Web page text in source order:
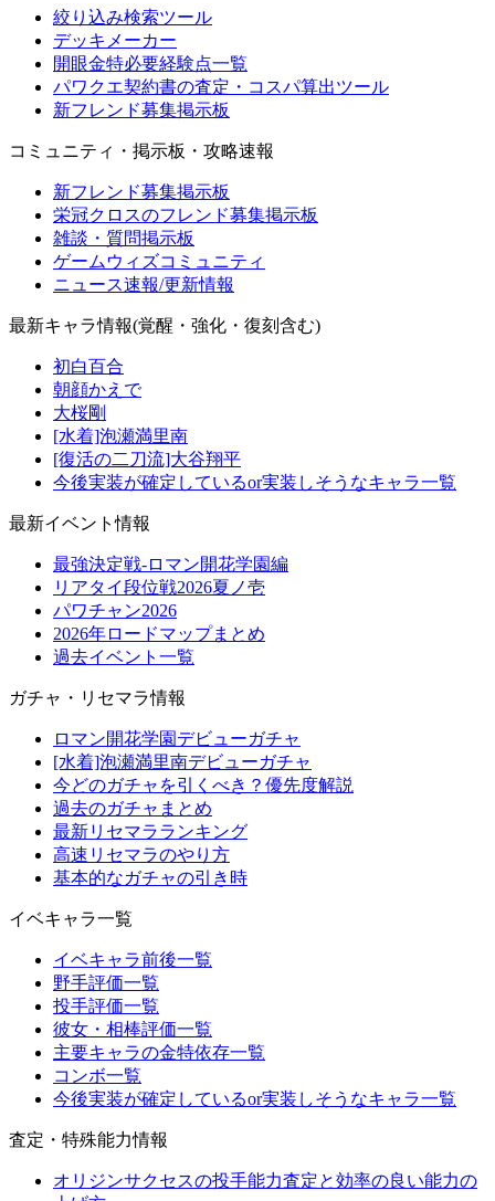
絞り込み検索ツール
デッキメーカー
開眼金特必要経験点一覧
パワクエ契約書の査定・コスパ算出ツール
新フレンド募集掲示板
コミュニティ・掲示板・攻略速報
新フレンド募集掲示板
栄冠クロスのフレンド募集掲示板
雑談・質問掲示板
ゲームウィズコミュニティ
ニュース速報/更新情報
最新キャラ情報(覚醒・強化・復刻含む)
初白百合
朝顔かえで
大桜剛
[水着]泡瀬満里南
[復活の二刀流]大谷翔平
今後実装が確定しているor実装しそうなキャラ一覧
最新イベント情報
最強決定戦-ロマン開花学園編
リアタイ段位戦2026夏ノ壱
パワチャン2026
2026年ロードマップまとめ
過去イベント一覧
ガチャ・リセマラ情報
ロマン開花学園デビューガチャ
[水着]泡瀬満里南デビューガチャ
今どのガチャを引くべき？優先度解説
過去のガチャまとめ
最新リセマラランキング
高速リセマラのやり方
基本的なガチャの引き時
イベキャラ一覧
イベキャラ前後一覧
野手評価一覧
投手評価一覧
彼女・相棒評価一覧
主要キャラの金特依存一覧
コンボ一覧
今後実装が確定しているor実装しそうなキャラ一覧
査定・特殊能力情報
オリジンサクセスの投手能力査定と効率の良い能力の